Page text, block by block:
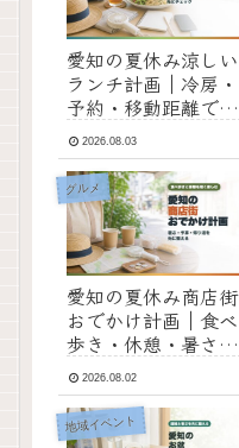
愛知の夏休み涼しい
ランチ計画｜冷房・
予約・移動距離で選
ぶ半日おでかけ
2026.08.03
グルメ
愛知の夏休み商店街
おでかけ計画｜食べ
歩き・休憩・暑さ対
策を無理なく組むコ
ツ2026.08.02
地域イベント